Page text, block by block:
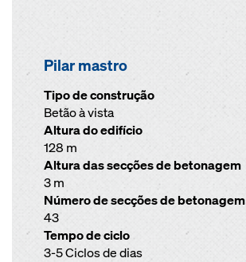
Pilar mastro
Tipo de construção
Betão à vista
Altura do edifício
128 m
Altura das secções de betonagem
3 m
Número de secções de betonagem
43
Tempo de ciclo
3-5 Ciclos de dias